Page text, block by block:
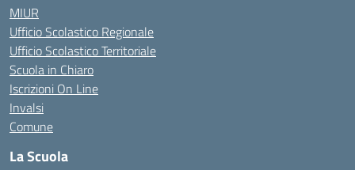
MIUR
Ufficio Scolastico Regionale
Ufficio Scolastico Territoriale
Scuola in Chiaro
Iscrizioni On Line
Invalsi
Comune
La Scuola